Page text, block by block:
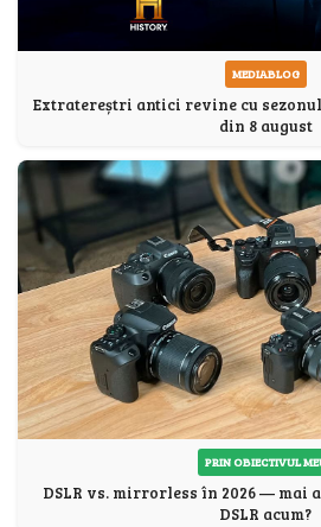
MEDIABLOG
Extratereștri antici revine cu sezonul
din 8 august
PRIN OBIECTIVUL
DSLR vs. mirrorless în 2026 — mai
DSLR acum?